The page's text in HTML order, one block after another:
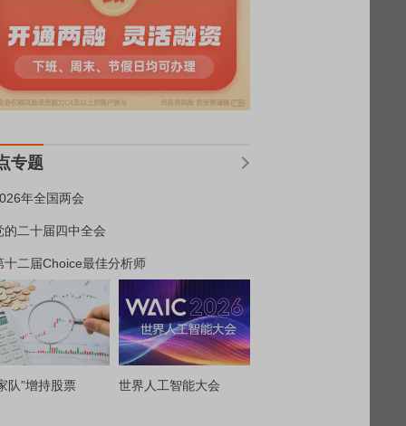
专题
年全国两会
的二十届四中全会
十二届Choice最佳分析师
队”增持股票 世界人工智能大会